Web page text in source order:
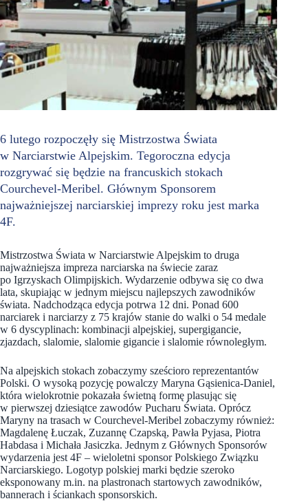
6 lutego rozpoczęły się Mistrzostwa Świata
w Narciarstwie Alpejskim. Tegoroczna edycja
rozgrywać się będzie na francuskich stokach
Courchevel-Meribel. Głównym Sponsorem
najważniejszej narciarskiej imprezy roku jest marka
4F.
Mistrzostwa Świata w Narciarstwie Alpejskim to druga
najważniejsza impreza narciarska na świecie zaraz
po Igrzyskach Olimpijskich. Wydarzenie odbywa się co dwa
lata, skupiając w jednym miejscu najlepszych zawodników
świata. Nadchodząca edycja potrwa 12 dni. Ponad 600
narciarek i narciarzy z 75 krajów stanie do walki o 54 medale
w 6 dyscyplinach: kombinacji alpejskiej, supergigancie,
zjazdach, slalomie, slalomie gigancie i slalomie równoległym.
Na alpejskich stokach zobaczymy sześcioro reprezentantów
Polski. O wysoką pozycję powalczy Maryna Gąsienica-Daniel,
która wielokrotnie pokazała świetną formę plasując się
w pierwszej dziesiątce zawodów Pucharu Świata. Oprócz
Maryny na trasach w Courchevel-Meribel zobaczymy również:
Magdalenę Łuczak, Zuzannę Czapską, Pawła Pyjasa, Piotra
Habdasa i Michała Jasiczka. Jednym z Głównych Sponsorów
wydarzenia jest 4F – wieloletni sponsor Polskiego Związku
Narciarskiego. Logotyp polskiej marki będzie szeroko
eksponowany m.in. na plastronach startowych zawodników,
bannerach i ściankach sponsorskich.